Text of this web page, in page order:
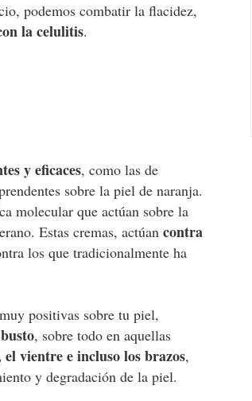
podemos combatir la flacidez,
la celulitis.
y eficaces, como las de
sobre la piel de naranja.
molecular que actúan sobre la
Estas cremas, actúancontra
los que tradicionalmente ha
positivas sobre tu piel,
, sobre todo en aquellas
el vientre e incluso los brazos,
y degradación de la piel.